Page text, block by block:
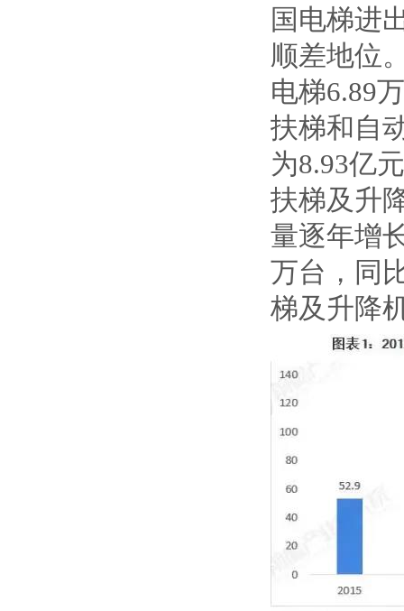
国电梯进
顺差地位
电梯6.89
扶梯和自
为8.93亿
扶梯及升
量逐年增
万台，同
梯及升降